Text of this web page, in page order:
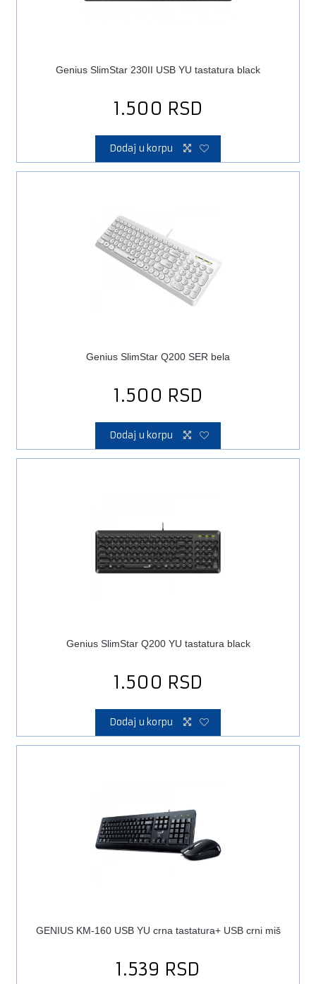
Genius SlimStar 230II USB YU tastatura black
1.500 RSD
Dodaj u korpu
Genius SlimStar Q200 SER bela
1.500 RSD
Dodaj u korpu
Genius SlimStar Q200 YU tastatura black
1.500 RSD
Dodaj u korpu
GENIUS KM-160 USB YU crna tastatura+ USB crni miš
1.539 RSD